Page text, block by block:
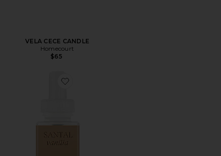
VELA CECE CANDLE
Homecourt
$65
Favorite RECARGA DEL DIFUSOR STUDIO MCGEE